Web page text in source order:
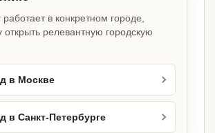
в конкретном городе,
открыть релевантную городскую
в Москве
в Санкт-Петербурге